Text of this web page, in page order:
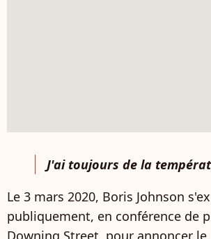
J'ai toujours de la
Le 3 mars 2020, Boris Johnson
publiquement, en conférence de
Downing Street, pour annoncer